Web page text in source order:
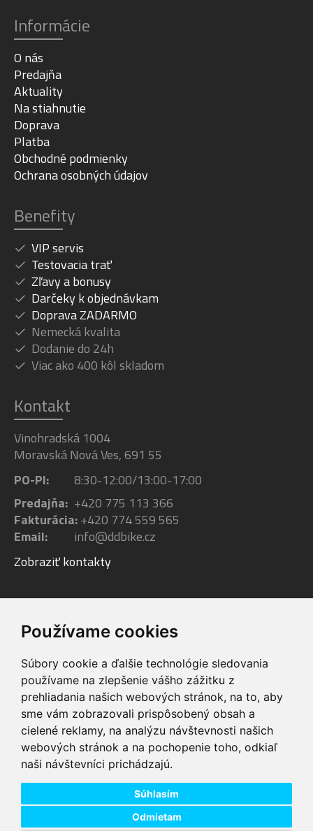
Používame cookies
Súbory cookie a ďalšie technológie sledovania
používame na zlepšenie vášho zážitku z
prehliadania našich webových stránok, na to, aby
sme vám zobrazovali prispôsobený obsah a
cielené reklamy, na analýzu návštevnosti našich
webových stránok a na pochopenie toho, odkiaľ
naši návštevníci prichádzajú.
Súhlasím
Odmietam
Informácie
O nás
Predajňa
Aktuality
Na stiahnutie
Doprava
Platba
Obchodné podmienky
Ochrana osobných údajov
Benefity
VIP servis
Testovacia trať
Zľavy a bonusy
Darčeky k objednávkam
Doprava ZADARMO
Nemecká kvalita
Dodanie do 24h
Viac ako 400 kôl skladom
Kontakt
Vinohradská 1004
Moravská Nová Ves, 691 55
PO-PI:
8:30-12:00/13:00-17:00
Predajňa: +420 775 113 366
Fakturácia:+420 774 559 565
Email:
info@ddbike.cz
Zobraziť kontakty
Facebook Instagram
VIP servis
na zakúpené
elektrobicykle
Testovacia trať
možnosť vyskúšať si
elektrobicykle
Doprava ZADARMO
pre objednávky nad tovar skladom pri